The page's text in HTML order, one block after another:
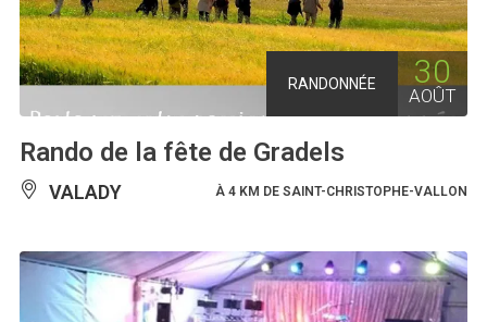
RANDONNÉE 30
AOÛT
Rando de la fête de Gradels
VALADY À 4 KM DE SAINT-CHRISTOPHE-VALLON